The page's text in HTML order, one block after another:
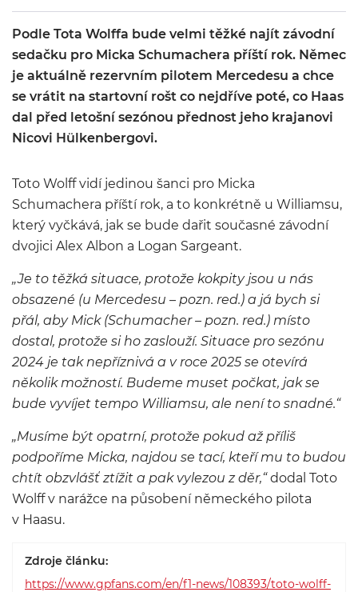
Podle Tota Wolffa bude velmi těžké najít závodní
sedačku pro Micka Schumachera příští rok. Němec
je aktuálně rezervním pilotem Mercedesu a chce
se vrátit na startovní rošt co nejdříve poté, co Haas
dal před letošní sezónou přednost jeho krajanovi
Nicovi Hülkenbergovi.
Toto Wolff vidí jedinou šanci pro Micka
Schumachera příští rok, a to konkrétně u Williamsu,
který vyčkává, jak se bude dařit současné závodní
dvojici Alex Albon a Logan Sargeant.
„Je to těžká situace, protože kokpity jsou u nás
obsazené (u Mercedesu – pozn. red.) a já bych si
přál, aby Mick (Schumacher – pozn. red.) místo
dostal, protože si ho zaslouží. Situace pro sezónu
2024 je tak nepříznivá a v roce 2025 se otevírá
několik možností. Budeme muset počkat, jak se
bude vyvíjet tempo Williamsu, ale není to snadné.“
„Musíme být opatrní, protože pokud až příliš
podpoříme Micka, najdou se tací, kteří mu to budou
chtít obzvlášť ztížit a pak vylezou z děr,“dodal Toto
Wolff v narážce na působení německého pilota
v Haasu.
Zdroje článku:
https://www.gpfans.com/en/f1-news/108393/toto-wolff-